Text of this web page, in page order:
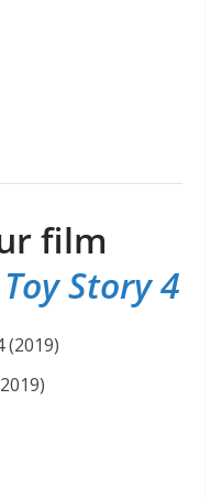
film
Toy Story 4